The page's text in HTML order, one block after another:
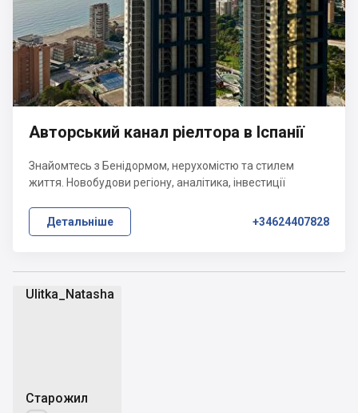
Ulitka_Natasha
Старожил
Авторський канал ріелтора в Іспанії
Знайомтесь з Бенідормом, нерухомістю та стилем
життя. Новобудови регіону, аналітика, інвестиції
Детальніше +34624407828